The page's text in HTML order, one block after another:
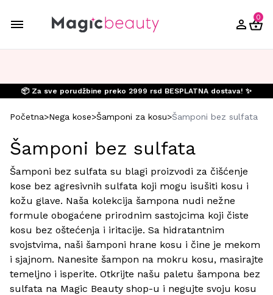
0
📦 Za sve porudžbine preko 2999 rsd BESPLATNA dostava! ✨
Početna>Nega kose>Šamponi za kosu>Šamponi bez sulfata
Šamponi bez sulfata
Šamponi bez sulfata su blagi proizvodi za čišćenje
kose bez agresivnih sulfata koji mogu isušiti kosu i
kožu glave. Naša kolekcija šampona nudi nežne
formule obogaćene prirodnim sastojcima koji čiste
kosu bez oštećenja i iritacije. Sa hidratantnim
svojstvima, naši šamponi hrane kosu i čine je mekom
i sjajnom. Nanesite šampon na mokru kosu, masirajte
temeljno i isperite. Otkrijte našu paletu šampona bez
sulfata na Magic Beauty shop-u i negujte svoju kosu